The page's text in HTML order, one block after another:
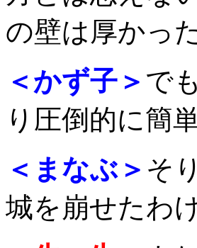
の壁は厚かっ
＜かず子＞ で
り圧倒的に簡
＜まなぶ＞ そ
城を崩せたわ